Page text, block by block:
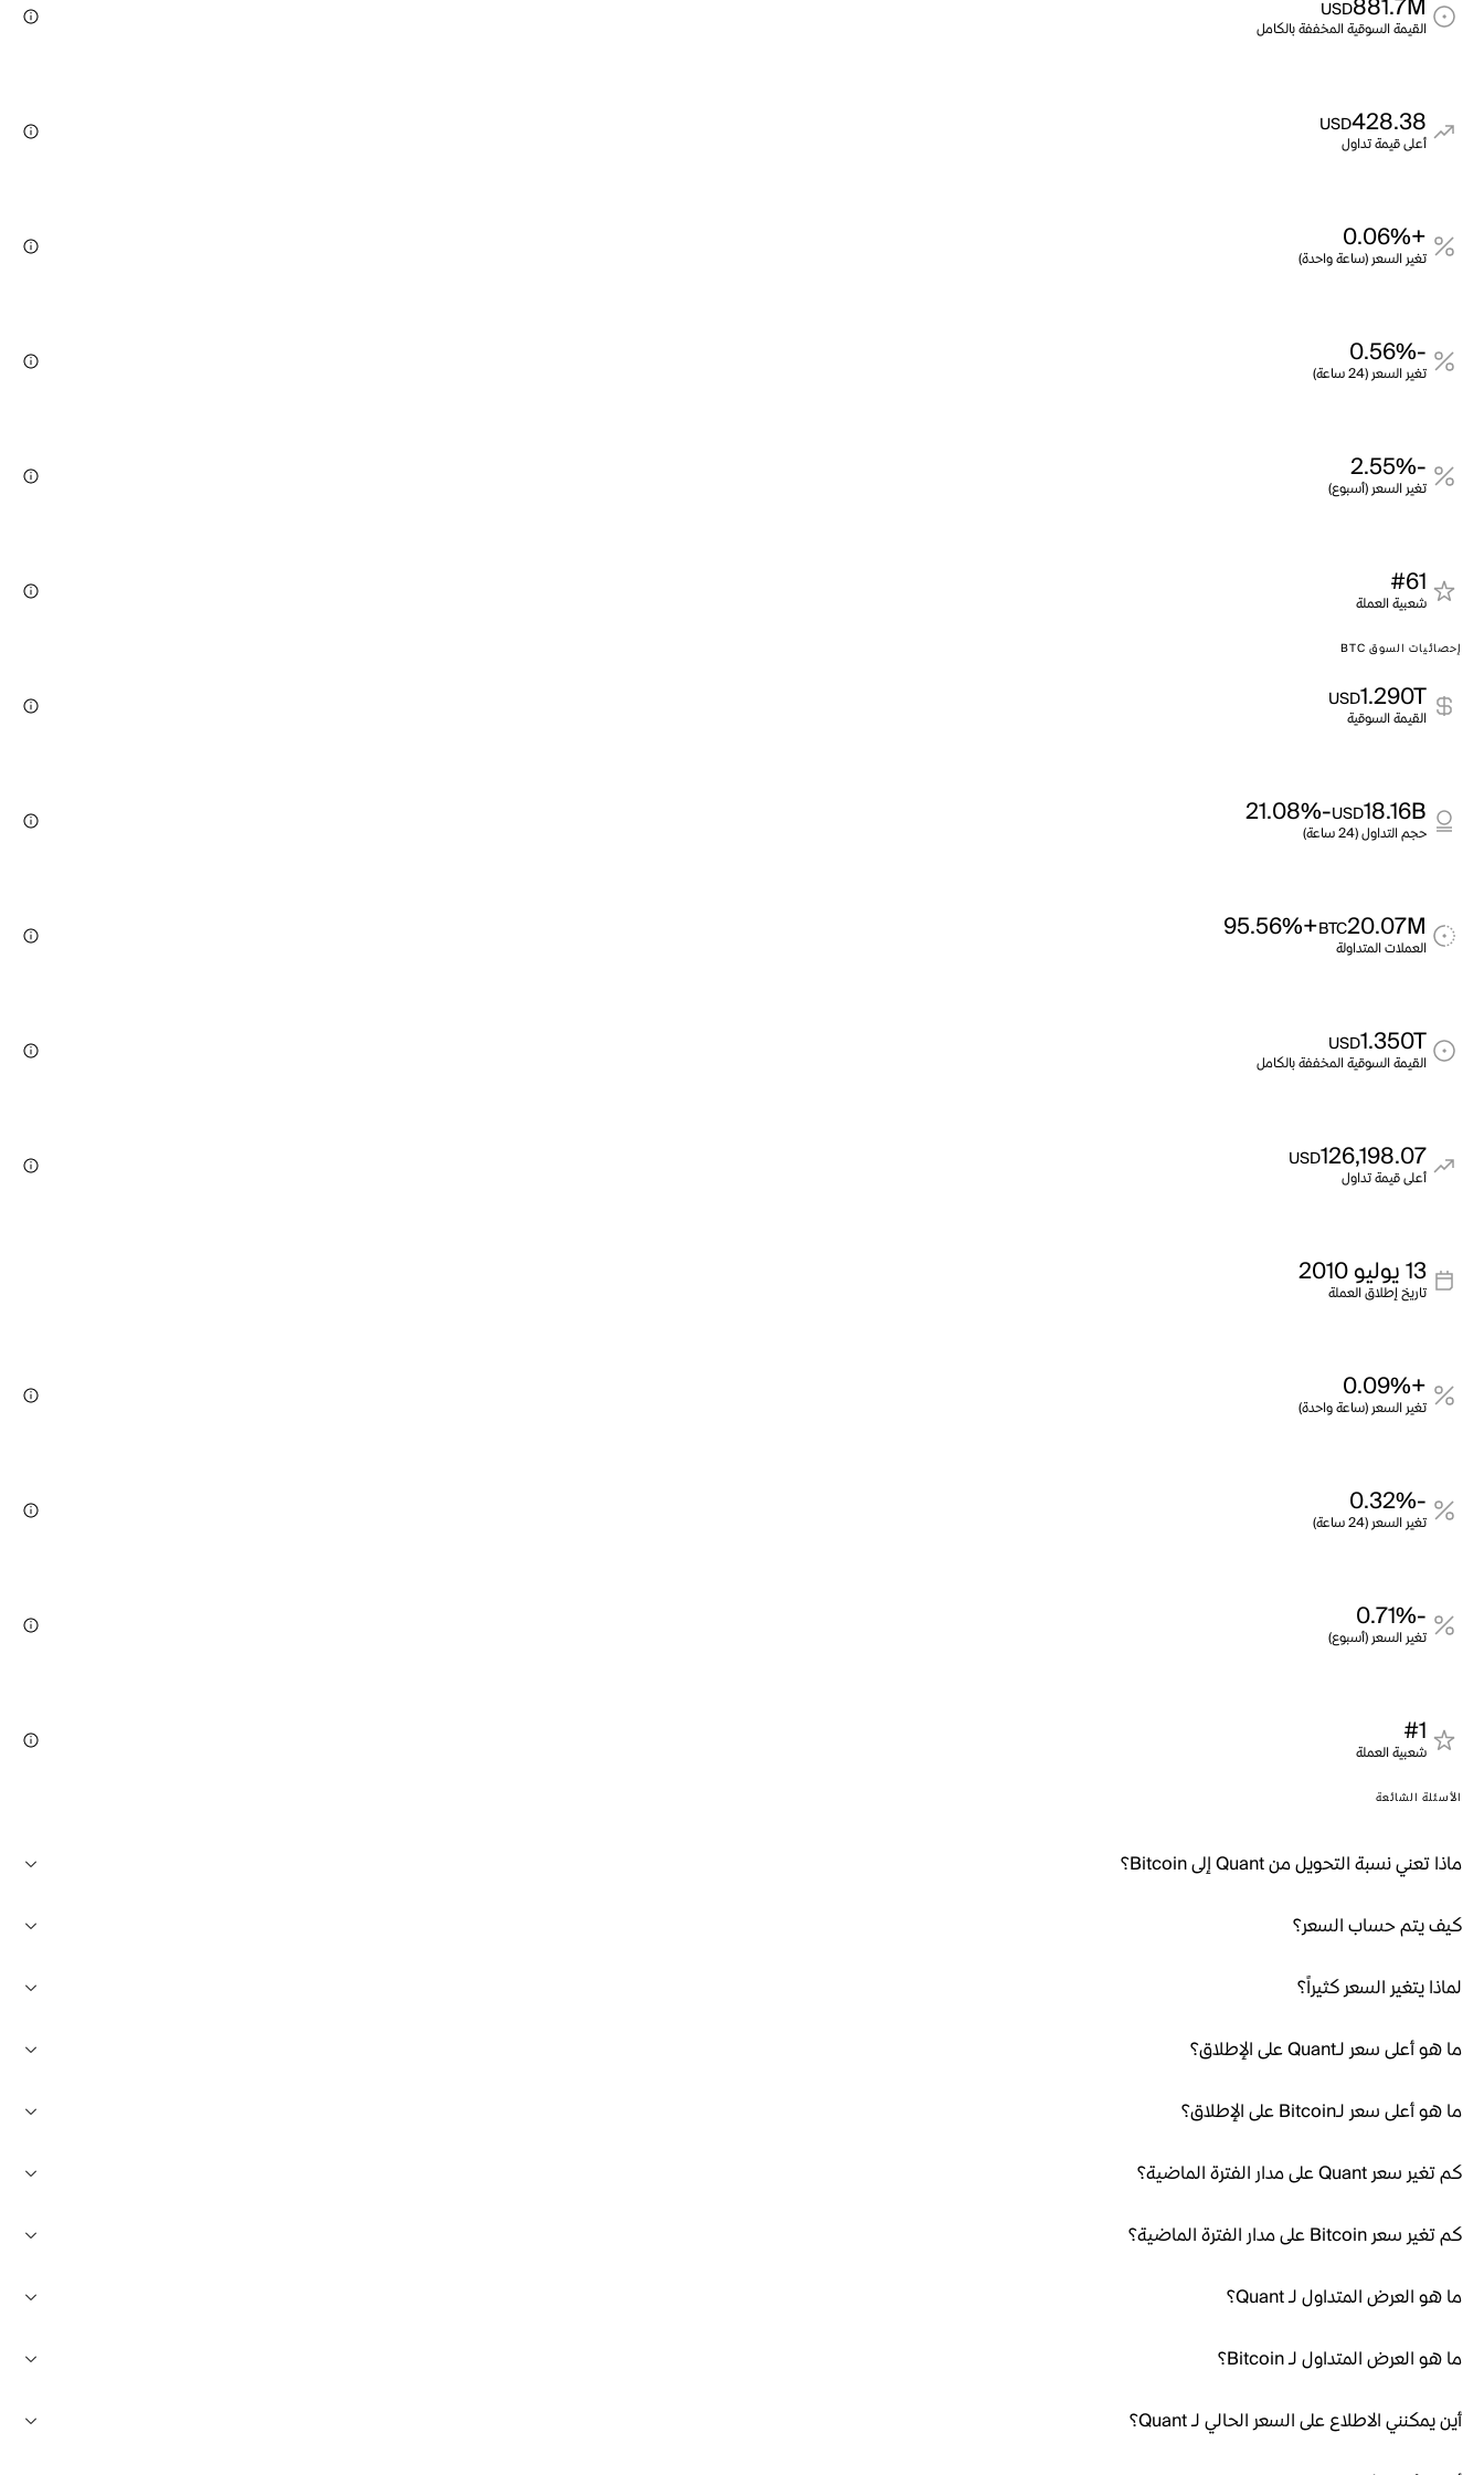
881.7M
USD
القيمة السوقية المخففة بالكامل
428.38
USD
أعلى قيمة تداول
+0.06%
تغير السعر (ساعة واحدة)
-0.56%
تغير السعر (24 ساعة)
-2.55%
تغير السعر (أسبوع)
#61
شعبية العملة
إحصائيات السوق BTC
1.290T
USD
القيمة السوقية
18.16B
USD
-21.08%
حجم التداول (24 ساعة)
20.07M
BTC
+95.56%
العملات المتداولة
1.350T
USD
القيمة السوقية المخففة بالكامل
126,198.07
USD
أعلى قيمة تداول
13 يوليو 2010
تاريخ إطلاق العملة
+0.09%
تغير السعر (ساعة واحدة)
-0.32%
تغير السعر (24 ساعة)
-0.71%
تغير السعر (أسبوع)
#1
شعبية العملة
الأسئلة الشائعة
ماذا تعني نسبة التحويل من Quant إلى Bitcoin؟
كيف يتم حساب السعر؟
لماذا يتغير السعر كثيراً؟
ما هو أعلى سعر لـQuant على الإطلاق؟
ما هو أعلى سعر لـBitcoin على الإطلاق؟
كم تغير سعر Quant على مدار الفترة الماضية؟
كم تغير سعر Bitcoin على مدار الفترة الماضية؟
ما هو العرض المتداول لـ Quant؟
ما هو العرض المتداول لـ Bitcoin؟
أين يمكنني الاطلاع على السعر الحالي لـ Quant؟